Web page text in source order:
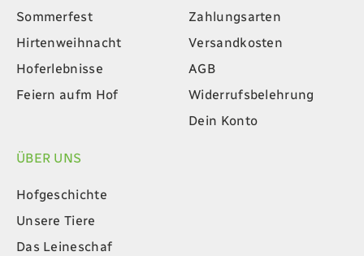
Sommerfest
Hirtenweihnacht
Hoferlebnisse
Feiern aufm Hof
Zahlungsarten
Versandkosten
AGB
Widerrufsbelehrung
Dein Konto
ÜBER UNS
Hofgeschichte
Unsere Tiere
Das Leineschaf